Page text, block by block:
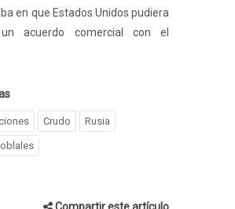
en que Estados Unidos pudiera
acuerdo comercial con el
Crudo Rusia